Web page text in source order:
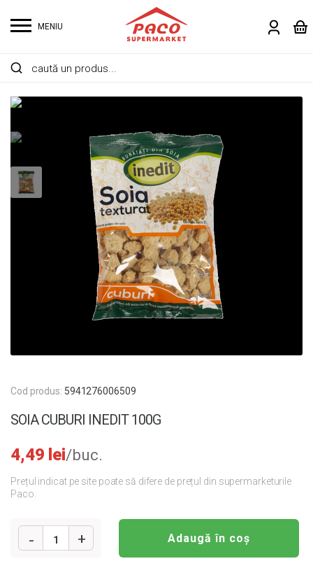
MENIU
Cod produs: 5941276006509
SOIA CUBURI INEDIT 100G
4,49 lei/buc.
Prețul indicat pe site poate să difere de prețul din supermarketurile
Paco.
1 Adaugă în coș